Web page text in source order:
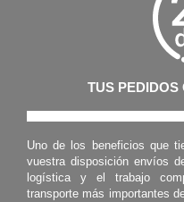
TUS PEDIDOS
Uno de los beneficios que
vuestra disposición envíos
logística y el trabajo
transporte más importantes